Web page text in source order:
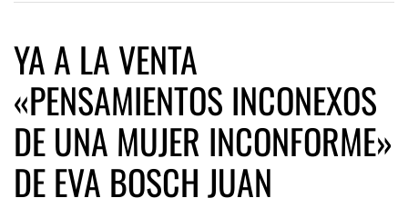
YA A LA VENTA
«PENSAMIENTOS INCONEXOS
DE UNA MUJER INCONFORME»
DE EVA BOSCH JUAN